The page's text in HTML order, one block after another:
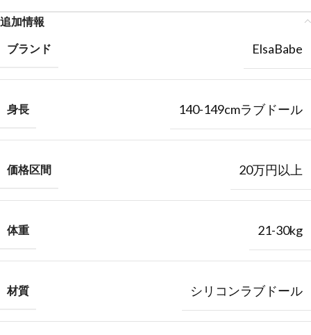
追加情報
ブランド ElsaBabe
身長 140-149cmラブドール
価格区間 20万円以上
体重 21-30kg
材質 シリコンラブドール